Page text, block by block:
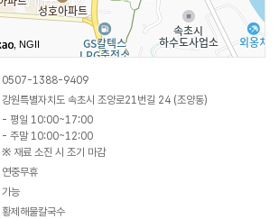
, NGII
0507-1388-9409
강원특별자치도 속초시 조양로21번길 24 (조양동)
- 평일 10:00~17:00
- 주말 10:00~12:00
※ 재료 소진 시 조기 마감
연중무휴
가능
황제해물칼국수